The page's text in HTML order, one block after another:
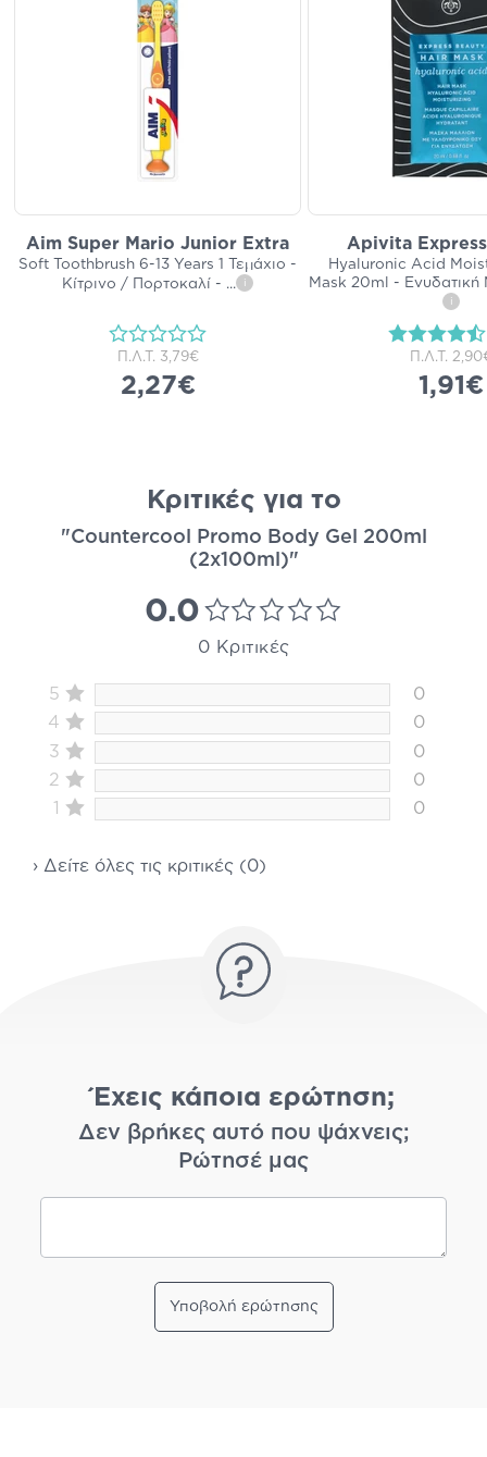
Aim Super Mario Junior Extra
Soft Toothbrush 6-13 Years 1 Τεμάχιο -
Κίτρινο / Πορτοκαλί - ... i
Π.Λ.Τ. 3,79€
2,27€
Apivita
Hyaluronic Acid
Mask 20ml -
i
Π.Λ.Τ.
1,91€
Κριτικές για το
"Countercool Promo Body Gel 200ml
(2x100ml)"
0.0
0 Κριτικές
5
0
4
0
3
0
2
0
1
0
› Δείτε όλες τις κριτικές (0)
Έχεις κάποια ερώτηση;
Δεν βρήκες αυτό που ψάχνεις;
Ρώτησέ μας
Υποβολή ερώτησης